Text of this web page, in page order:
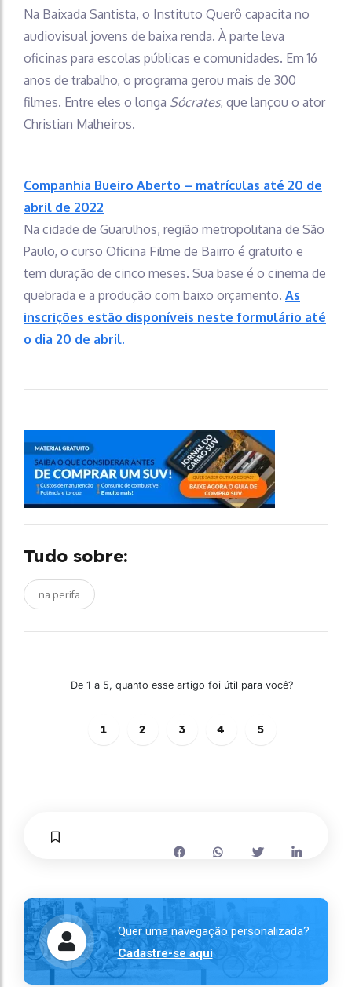
Na Baixada Santista, o Instituto Querô capacita no
audiovisual jovens de baixa renda. À parte leva
oficinas para escolas públicas e comunidades. Em 16
anos de trabalho, o programa gerou mais de 300
filmes. Entre eles o longa Sócrates, que lançou o ator
Christian Malheiros.
Companhia Bueiro Aberto – matrículas até 20 de
abril de 2022
Na cidade de Guarulhos, região metropolitana de São
Paulo, o curso Oficina Filme de Bairro é gratuito e
tem duração de cinco meses. Sua base é o cinema de
quebrada e a produção com baixo orçamento. As
inscrições estão disponíveis neste formulário até
o dia 20 de abril.
Tudo sobre:
na perifa
De 1 a 5, quanto esse artigo foi útil para você?
1 2 3 4 5
Quer uma navegação personalizada?
Cadastre-se aqui